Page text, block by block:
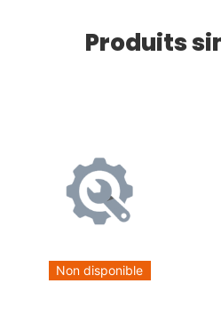
Produits
Non disponible